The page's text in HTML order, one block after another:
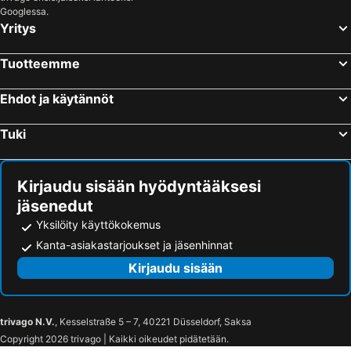
See-Paznaun, bed and breakfasts
Ratschings, bed and breakfasts
Marling, bed and breakfasts
Ehrwald, bed and breakfasts
Naturns, bed and breakfasts
Fiss, bed and breakfasts
Flirsch am Arlberg, bed and breakfasts
Googlessa.
Yritys
Tuotteemme
Ehdot ja käytännöt
Tuki
Kirjaudu sisään hyödyntääksesi
jäsenedut
Yksilöity käyttökokemus
Kanta-asiakastarjoukset ja jäsenhinnat
Kirjaudu sisään
trivago N.V., Kesselstraße 5 – 7, 40221 Düsseldorf, Saksa
Copyright 2026 trivago | Kaikki oikeudet pidätetään.